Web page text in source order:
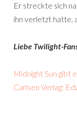
Er streckte sich
ihn verletzt hatte,
Liebe Twilight-
Midnight Sun gibt
Carlsen Verlag: